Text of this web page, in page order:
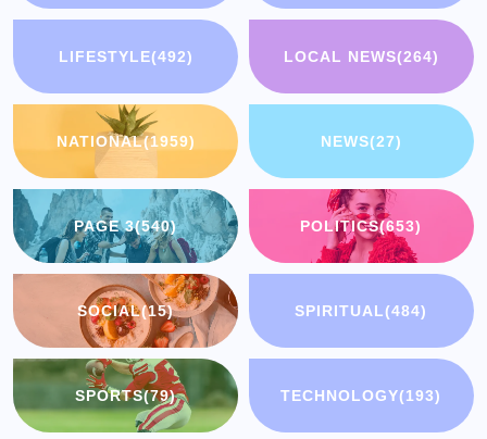
LIFESTYLE(492) LOCAL NEWS(264)
NATIONAL(1959) NEWS(27)
PAGE 3(540) POLITICS(653)
SOCIAL(15) SPIRITUAL(484)
SPORTS(79) TECHNOLOGY(193)